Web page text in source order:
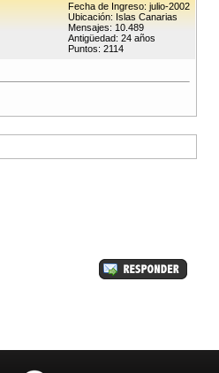
Fecha de Ingreso: julio-2002
Ubicación: Islas Canarias
Mensajes: 10.489
Antigüedad: 24 años
Puntos: 2114